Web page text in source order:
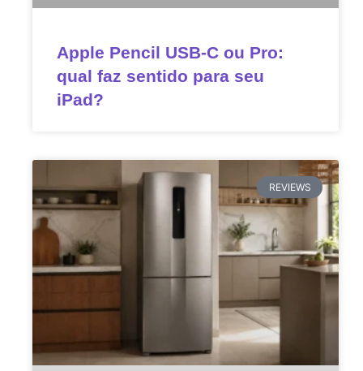
Apple Pencil USB-C ou Pro:
qual faz sentido para seu
iPad?
REVIEWS